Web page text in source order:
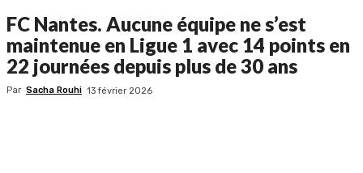
FC Nantes. Aucune équipe ne s’est
maintenue en Ligue 1 avec 14 points en
22 journées depuis plus de 30 ans
Par Sacha Rouhi 13 février 2026